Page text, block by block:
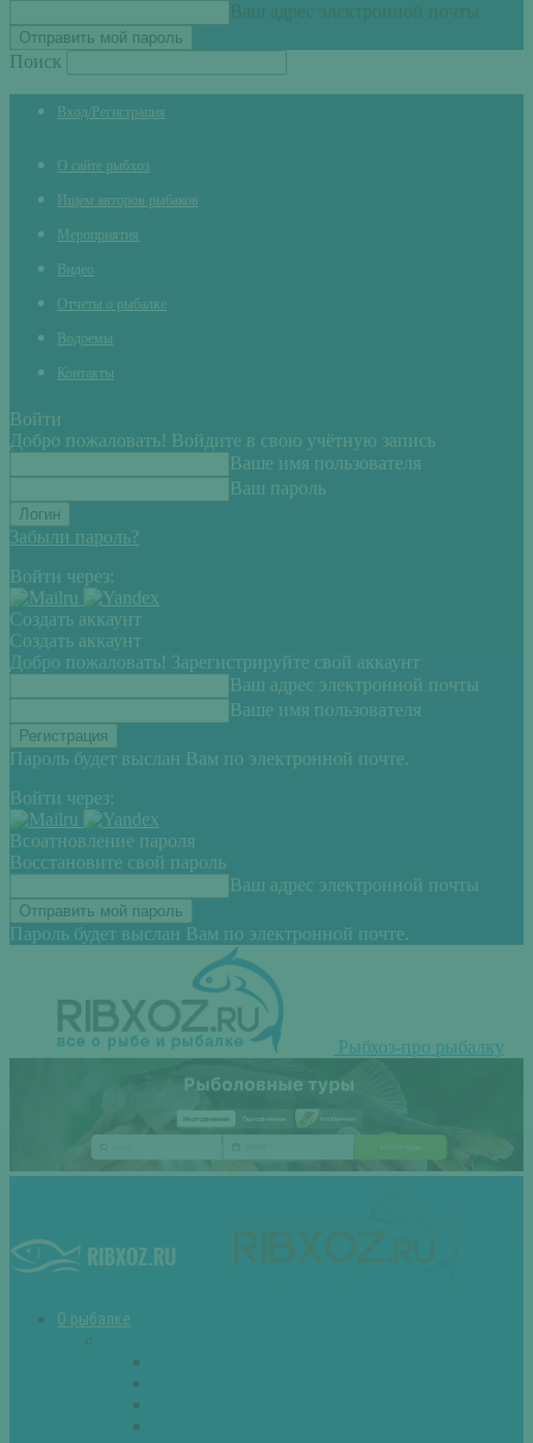
Ваш адрес электронной почты
Поиск
Вход/Регистрация
О сайте рыбхоз
Ищем авторов рыбаков
Мероприятия
Видео
Отчеты о рыбалке
Водоемы
Контакты
Войти
Добро пожаловать! Войдите в свою учётную запись
Ваше имя пользователя
Ваш пароль
Забыли пароль?
Войти через:
Создать аккаунт
Создать аккаунт
Добро пожаловать! Зарегистрируйте свой аккаунт
Ваш адрес электронной почты
Ваше имя пользователя
Пароль будет выслан Вам по электронной почте.
Войти через:
Всоатновление пароля
Восстановите свой пароль
Ваш адрес электронной почты
Пароль будет выслан Вам по электронной почте.
Рыбхоз-про рыбалку
О рыбалке